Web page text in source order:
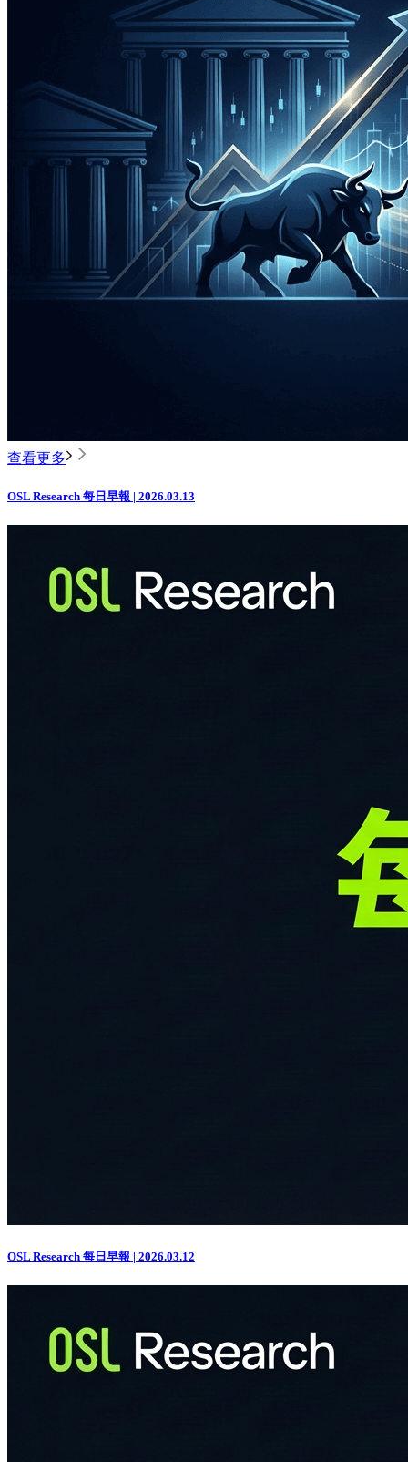
查看更多
OSL Research 每日早報 | 2026.03.13
OSL Research 每日早報 | 2026.03.12